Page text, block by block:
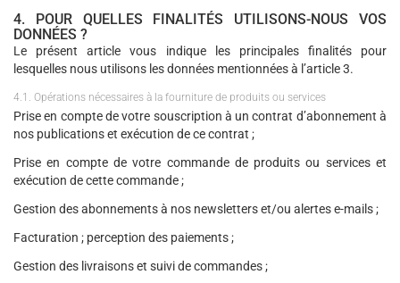
4. POUR QUELLES FINALITÉS UTILISONS-NOUS VOS
DONNÉES ?
Le présent article vous indique les principales finalités pour
lesquelles nous utilisons les données mentionnées à l’article 3.
4.1. Opérations nécessaires à la fourniture de produits ou services
Prise en compte de votre souscription à un contrat d’abonnement à
nos publications et exécution de ce contrat ;
Prise en compte de votre commande de produits ou services et
exécution de cette commande ;
Gestion des abonnements à nos newsletters et/ou alertes e-mails ;
Facturation ; perception des paiements ;
Gestion des livraisons et suivi de commandes ;